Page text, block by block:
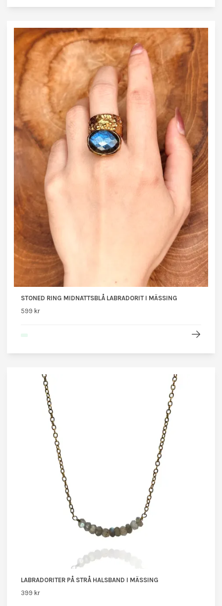
STONED RING MIDNATTSBLÅ LABRADORIT I MÄSSING
599 kr
LABRADORITER PÅ STRÅ HALSBAND I MÄSSING
399 kr